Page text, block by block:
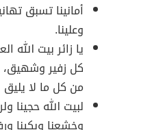
أمانينا تسبق
وعلينا.
يا زائر بيت الله
كل زفير وشهيق،
من كل ما لا
لبيت الله حجينا
وخشعنا وبكينا